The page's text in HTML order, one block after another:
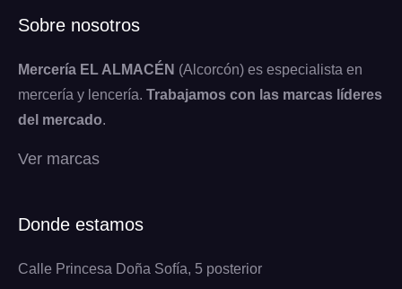
Sobre nosotros
Mercería EL ALMACÉN (Alcorcón) es especialista en
mercería y lencería. Trabajamos con las marcas líderes
del mercado.
Ver marcas
Donde estamos
Calle Princesa Doña Sofía, 5 posterior